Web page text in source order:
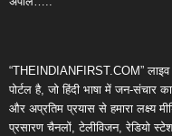
“THEINDIANFIRST.COM”
पोर्टल है, जो हिंदी भाषा में जन-
और अप्रतिम प्रयास से हमारा लक्ष्य
प्रसारण चैनलों, टेलीविजन, रेडियो